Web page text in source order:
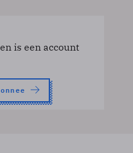
is een account